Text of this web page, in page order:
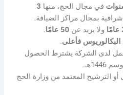
في مجال الحج، منها 3
بمجال مراكز الضيافة.
ولا يزيد عن 50 عامًا
.
البكالوريوس فأعلى.
لدى الشركة يشترط الحصول
1446هـ.
أو الترشيح المعتمد من وزارة الحج